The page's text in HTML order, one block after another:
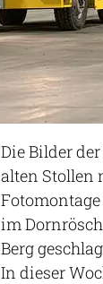
Die Bilder
alten Stollen
im
Berg
In dieser